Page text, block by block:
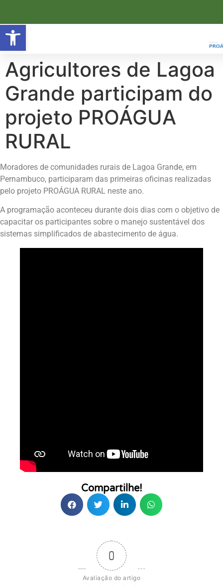
Open toolbar
Agricultores de Lagoa
Grande participam do
projeto PROÁGUA
RURAL
Moradores de comunidades rurais de Lagoa Grande, em
Pernambuco, participaram das primeiras oficinas realizadas
pelo projeto PROÁGUA RURAL neste ano.
A programação aconteceu durante dois dias com o objetivo de
capacitar os participantes sobre o manejo sustentável dos
sistemas simplificados de abastecimento de água.
Compartilhe!
0
Avaliação do artigo